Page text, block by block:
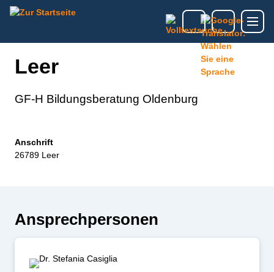
Leer
GF-H Bildungsberatung Oldenburg
Anschrift
26789 Leer
Ansprechpersonen